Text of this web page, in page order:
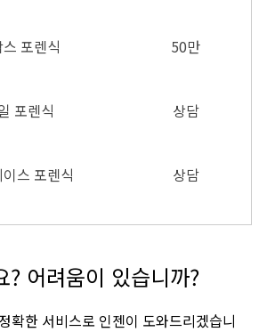
포렌식 50만
포렌식 상담
스 포렌식 상담
? 어려움이 있습니까?
확한 서비스로 인젠이 도와드리겠습니